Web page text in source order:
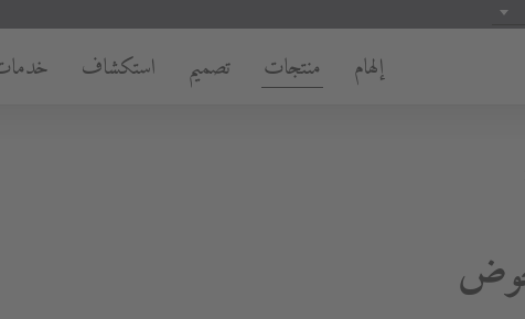
إلهام منتجات تصميم استكشاف